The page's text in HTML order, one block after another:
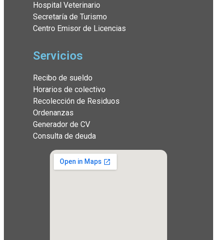
Hospital Veterinario
Secretaría de Turismo
Centro Emisor de Licencias
Servicios
Recibo de sueldo
Horarios de colectivo
Recolección de Residuos
Ordenanzas
Generador de CV
Consulta de deuda